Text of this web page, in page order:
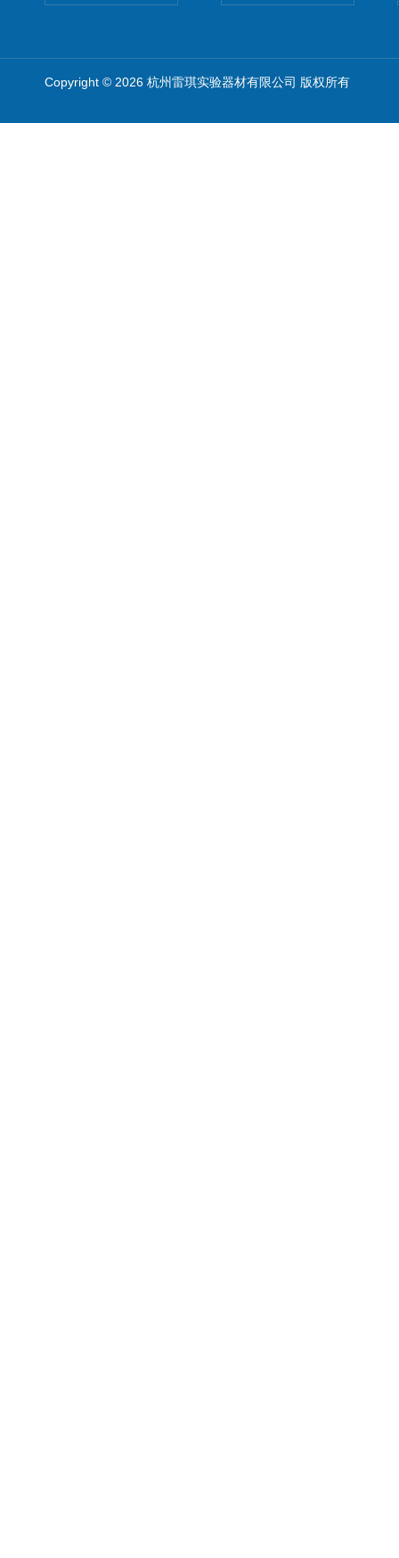
Copyright © 2026 杭州雷琪实验器材有限公司 版权所有